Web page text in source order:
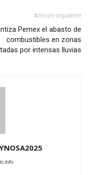
Artículo siguiente
Pemex el abasto de
combustibles en zonas
por intensas lluvias